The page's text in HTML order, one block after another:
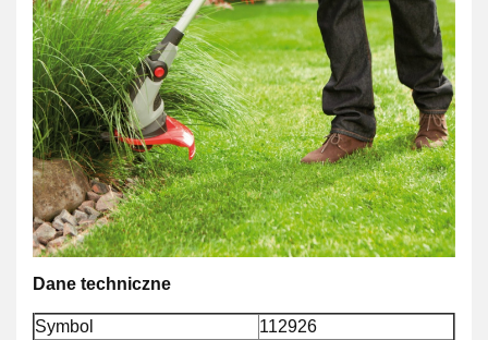
Dane techniczne
Symbol
112926